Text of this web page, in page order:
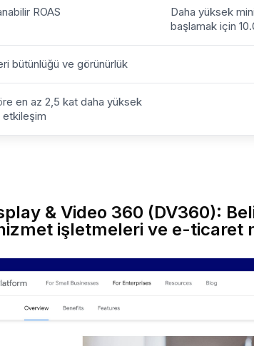
ROAS
Daha yüksek
başlamak için
bütünlüğü ve görünürlük
en az 2,5 kat daha yüksek
etkileşim
& Video 360 (DV360):
işletmeleri ve e-ticaret